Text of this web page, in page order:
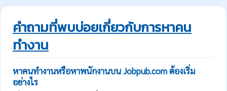
คำถามที่พบบ่อยเกี่ยวกับการหาคน
ทำงาน
หาคนทำงานหรือหาพนักงานบน Jobpub.com ต้องเริ่ม
อย่างไร